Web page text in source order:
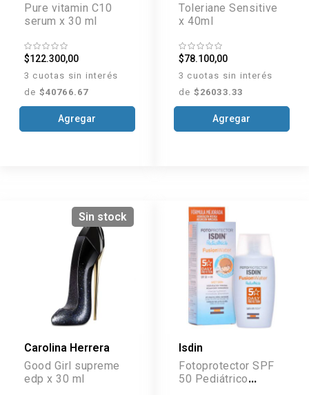
Pure vitamin C10
serum x 30 ml
$122.300,00
3 cuotas sin interés
de $40766.67
Agregar
Toleriane Sensitive
x 40ml
$78.100,00
3 cuotas sin interés
de $26033.33
Agregar
Sin stock
Carolina Herrera
Good Girl supreme
edp x 30 ml
Isdin
Fotoprotector SPF
50 Pediátrico